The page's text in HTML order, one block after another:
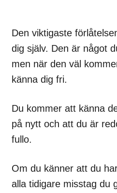
Den viktigaste
dig själv. Den är något
men när den väl
känna dig fri.
Du kommer att känna
på nytt och att du är
fullo.
Om du känner att du
alla tidigare misstag du